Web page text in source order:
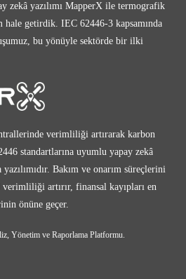
zekâ yazılımı MapperX ile termografik
hale getirdik. IEC 62446-3 kapsamında
bu yönüyle sektörde bir ilki
verimliliği artırarak karbon
standartlarına uyumlu yapay zekâ
Bakım ve onarım süreçlerini
artırır, finansal kayıpları en
önüne geçer.
Yönetim ve Raporlama Platformu.